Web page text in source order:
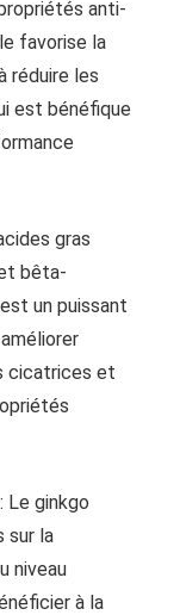
anti-
favorise la
réduire les
est bénéfique
gras
bêta-
un puissant
cicatrices et
Le ginkgo
sur la
niveau
à la